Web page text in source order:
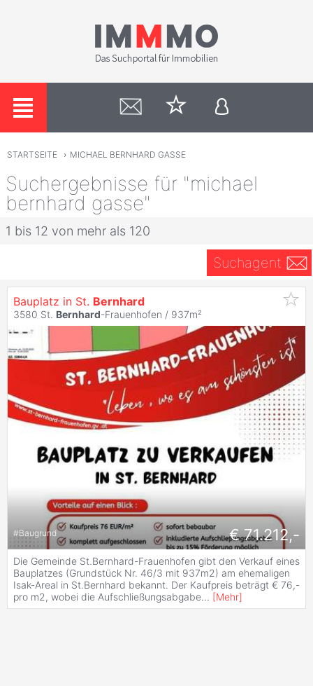
STARTSEITE › MICHAEL BERNHARD GASSE
Suchergebnisse für "michael
bernhard gasse"
1 bis 12 von mehr als 120
Suchagent
Bauplatz in St. Bernhard
3580 St. Bernhard-Frauenhofen / 937m²
#Baugrund € 71.212,-
Die Gemeinde St.Bernhard-Frauenhofen gibt den Verkauf eines
Bauplatzes (Grundstück Nr. 46/3 mit 937m2) am ehemaligen
Isak-Areal in St.Bernhard bekannt. Der Kaufpreis beträgt € 76,-
pro m2, wobei die Aufschließungsabgabe... [Mehr]